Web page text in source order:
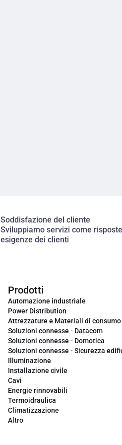
Soddisfazione del cliente
Sviluppiamo servizi come
esigenze dei clienti
Prodotti
Automazione industriale
Power Distribution
Attrezzature e Materiali di consumo
Soluzioni connesse - Datacom
Soluzioni connesse - Domotica
Soluzioni connesse - Sicurezza
Illuminazione
Installazione civile
Cavi
Energie rinnovabili
Termoidraulica
Climatizzazione
Altro